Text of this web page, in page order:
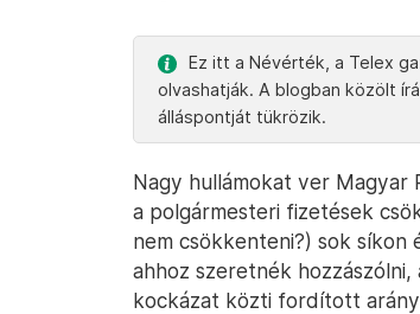
Ez itt a Névérték, a Telex
olvashatják. A blogban közölt
álláspontját tükrözik.
Nagy hullámokat ver
a polgármesteri fizetések
nem csökkenteni?) sok
ahhoz szeretnék
kockázat közti fordított